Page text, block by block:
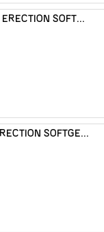
EXTREME ERECTION SOFTGELS
LIBIDO7 ERECTION SOFTGELS